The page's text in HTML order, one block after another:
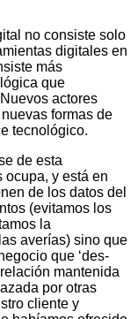
no consiste solo
digitales en
más
que
actores
formas de
tecnológico.
de esta
ocupa, y está en
de los datos del
(evitamos los
la
averías) sino que
que ‘des-
mantenida
por otras
cliente y